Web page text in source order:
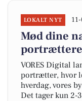
LOKALT NYT
Mød dine
VORES Digital
portrætter, hvor
hverdag, vores
Det tager kun 2-